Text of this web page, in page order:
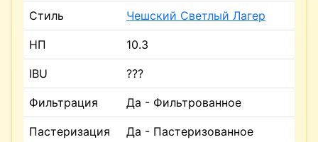
Стиль Чешский Светлый Лагер
НП 10.3
IBU ???
Фильтрация Да - Фильтрованное
Пастеризация Да - Пастеризованное